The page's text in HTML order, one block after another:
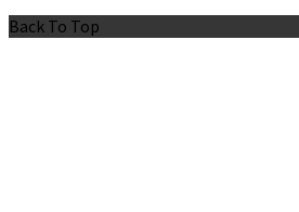
Back To Top